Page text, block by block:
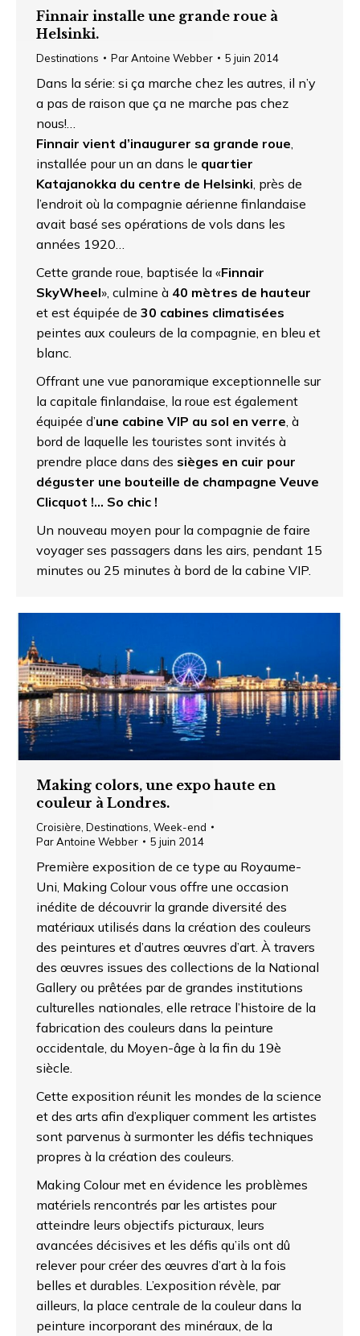
Finnair installe une grande roue à
Helsinki.
Destinations ParAntoine Webber 5 juin 2014
Dans la série: si ça marche chez les autres, il n’y
a pas de raison que ça ne marche pas chez
nous!…
Finnair vient d’inaugurer sa grande roue
installée pour un an dans le quartier
Katajanokka du centre de Helsinki , près de
l’endroit où la compagnie aérienne finlandaise
avait basé ses opérations de vols dans les
années 1920…
Cette grande roue, baptisée la «Finnair
SkyWheel», culmine à 40 mètres de hauteur
et est équipée de 30 cabines climatisées
peintes aux couleurs de la compagnie, en bleu et
blanc.
Offrant une vue panoramique exceptionnelle sur
la capitale finlandaise, la roue est également
équipée d’une cabine VIP au sol en verre , à
bord de laquelle les touristes sont invités à
prendre place dans des sièges en cuir pour
déguster une bouteille de champagne Veuve
Clicquot !… So chic !
Un nouveau moyen pour la compagnie de faire
voyager ses passagers dans les airs, pendant 15
minutes ou 25 minutes à bord de la cabine VIP.
Making colors, une expo haute en
couleur à Londres.
Croisière Destinations Week-end
ParAntoine Webber 5 juin 2014
Première exposition de ce type au Royaume-
Uni, Making Colour vous offre une occasion
inédite de découvrir la grande diversité des
matériaux utilisés dans la création des couleurs
des peintures et d’autres œuvres d’art. À travers
des œuvres issues des collections de la National
Gallery ou prêtées par de grandes institutions
culturelles nationales, elle retrace l’histoire de la
fabrication des couleurs dans la peinture
occidentale, du Moyen-âge à la fin du 19è
siècle.
Cette exposition réunit les mondes de la science
et des arts afin d’expliquer comment les artistes
sont parvenus à surmonter les défis techniques
propres à la création des couleurs.
Making Colour met en évidence les problèmes
matériels rencontrés par les artistes pour
atteindre leurs objectifs picturaux, leurs
avancées décisives et les défis qu’ils ont dû
relever pour créer des œuvres d’art à la fois
belles et durables. L’exposition révèle, par
ailleurs, la place centrale de la couleur dans la
peinture incorporant des minéraux, de la